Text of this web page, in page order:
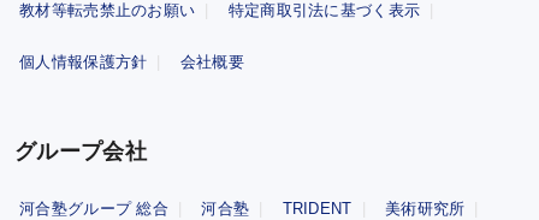
教材等転売禁止のお願い 特定商取引法に基づく表示
個人情報保護方針 会社概要
グループ会社
河合塾グループ 総合 河合塾 TRIDENT 美術研究所